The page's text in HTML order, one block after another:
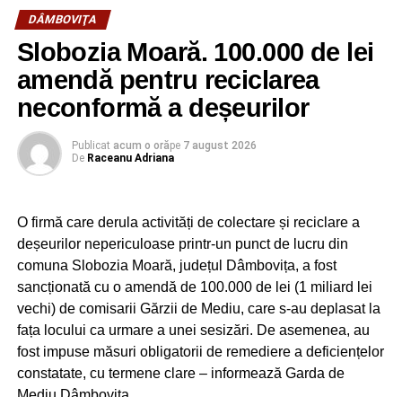
DÂMBOVIŢA: Primăria Nucet va instala camere
video în toată comuna!
NU RATAȚI
DÂMBOVIŢA: Fostul deputat PSD Radu Popa,
comentariu acid la adresa lui Adrian Ţuţuianu!
legalitate? Trebuie expertiză pentru eliberarea
certificatudelui identificare. M-am gândit să discutăm
cu unul, doi, trei experți, care să vină cu oferte pentru,
să zicem, 500 de gospodării și, sigur, vom obține un
preț mai bun, decât dacă își caută fiecare individual
expert. De altfel, oamenii sunt liberi să aleagă pe
oricine doresc din lista experților autorizați, dar prețul,
clar, va fi mai mare”, a explicat primarul orașului
Pucioasa – Constantin Ana.
VIDEO. Sursa: Pucioasa în obiectiv – Actual Media
DÂMBOVIŢA
Slobozia Moară. 100.000 de lei
amendă pentru reciclarea
neconformă a deșeurilor
Publicat acum o orăpe 7 august 2026
De Raceanu Adriana
O firmă care derula activități de colectare și reciclare a
deșeurilor nepericuloase printr-un punct de lucru din
comuna Slobozia Moară, județul Dâmbovița, a fost
sancționată cu o amendă de 100.000 de lei (1 miliard lei
vechi) de comisarii Gărzii de Mediu, care s-au deplasat la
fața locului ca urmare a unei sesizări. De asemenea, au
fost impuse măsuri obligatorii de remediere a deficiențelor
constatate, cu termene clare – informează Garda de